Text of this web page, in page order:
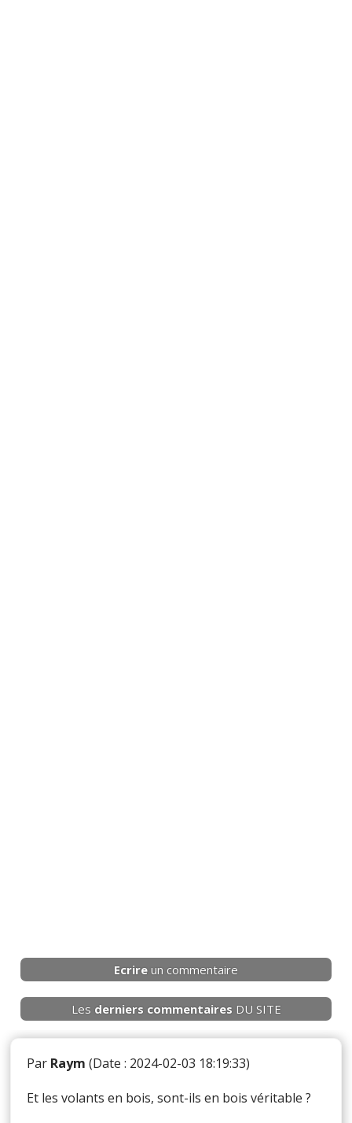
Ecrire un commentaire
Les derniers commentaires DU SITE
Par Raym (Date : 2024-02-03 18:19:33)
Et les volants en bois, sont-ils en bois véritable ?